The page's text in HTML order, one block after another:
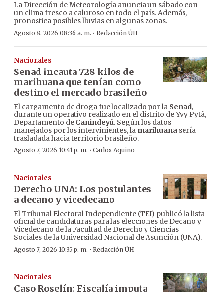
La Dirección de Meteorología anuncia un sábado con
un clima fresco a caluroso en todo el país. Además,
pronostica posibles lluvias en algunas zonas.
Agosto 8, 2026 08:36 a. m. · Redacción ÚH
Nacionales
Senad incauta 728 kilos de
marihuana que tenían como
destino el mercado brasileño
El cargamento de droga fue localizado por la Senad,
durante un operativo realizado en el distrito de Yvy Pytã,
Departamento de Canindeyú. Según los datos
manejados por los intervinientes, la marihuana sería
trasladada hacia territorio brasileño.
Agosto 7, 2026 10:41 p. m. · Carlos Aquino
Nacionales
Derecho UNA: Los postulantes
a decano y vicedecano
El Tribunal Electoral Independiente (TEI) publicó la lista
oficial de candidaturas para las elecciones de Decano y
Vicedecano de la Facultad de Derecho y Ciencias
Sociales de la Universidad Nacional de Asunción (UNA).
Agosto 7, 2026 10:35 p. m. · Redacción ÚH
Nacionales
Caso Roselín: Fiscalía imputa